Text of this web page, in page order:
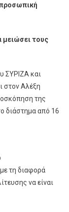
μειώσει τους
ΣΥΡΙΖΑ και
στον Αλέξη
της
διάστημα από 16
τη διαφορά
να είναι